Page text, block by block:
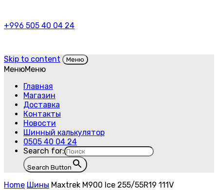
+996 505 40 04 24
Skip to content Меню
МенюМеню
Главная
Магазин
Доставка
Контакты
Новости
Шинный калькулятор
0505 40 04 24
Search for:
Search Button
Home Шины Maxtrek M900 Ice 255/55R19 111V